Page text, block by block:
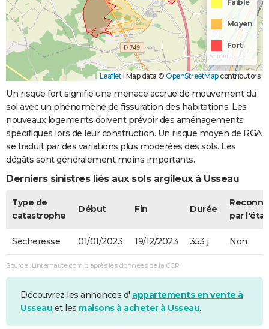
Faible
Moyen
Fort
Leaflet | Map data © OpenStreetMapcontributors
Un risque fort signifie une menace accrue de mouvement du
sol avec un phénomène de fissuration des habitations. Les
nouveaux logements doivent prévoir des aménagements
spécifiques lors de leur construction. Un risque moyen de RGA
se traduit par des variations plus modérées des sols. Les
dégâts sont généralement moins importants.
Derniers sinistres liés aux sols argileux à Usseau
Type de
catastrophe
Début Fin Durée
par l'état
Sécheresse 01/01/2023 19/12/2023 353 j Non
Source : Linternaute.com d'après les données de la CCR
Découvrez les annonces d' appartements en vente à
Usseau et les maisons à acheter à Usseau.